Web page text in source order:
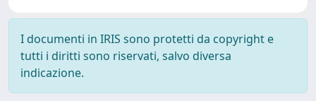
I documenti in IRIS sono protetti da copyright e
tutti i diritti sono riservati, salvo diversa
indicazione.